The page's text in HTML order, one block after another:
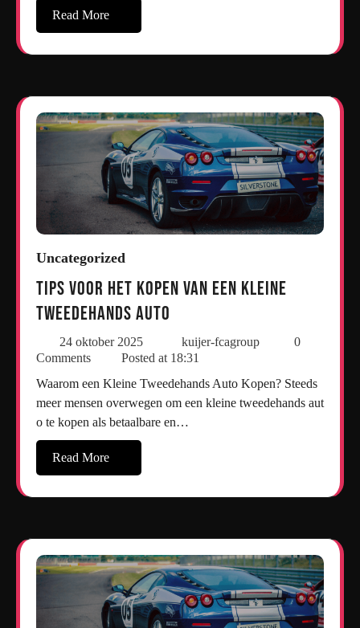
Read More
Uncategorized
Tips voor het Kopen van een Kleine
Tweedehands Auto
24 oktober 2025 kuijer-fcagroup
0
Comments
Posted at 18:31
Waarom een Kleine Tweedehands Auto Kopen? Steeds
meer mensen overwegen om een kleine tweedehands aut
o te kopen als betaalbare en…
Read More